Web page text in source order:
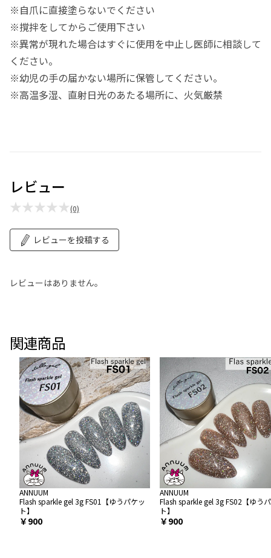
※自爪に直接塗らないでください
※撹拌をしてからご使用下さい
※異常が現れた場合はすぐに使用を中止し医師に相談して
ください。
※幼児の手の届かない場所に保管してください。
※高温多湿、直射日光のあたる場所に、火気厳禁
レビュー
★★★★★(0)
レビューを投稿する
レビューはありません。
関連商品
ANNUUM
Flash sparkle gel 3g FS01【ゆうパケッ
ト】
￥900
ANNUUM
Flash sparkle gel 3g FS02【ゆう
ト】
￥900